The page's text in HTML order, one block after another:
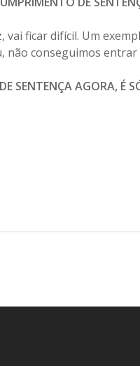
ficar difícil. Um
não conseguimos
SENTENÇA AGORA, É